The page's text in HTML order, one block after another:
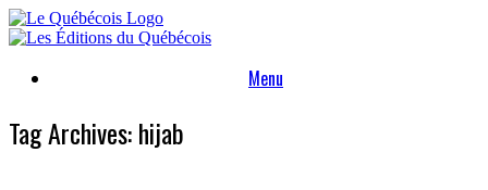
Skip
to
Menu
Tag Archives:hijab